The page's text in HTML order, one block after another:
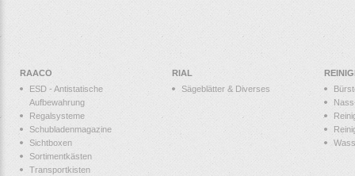
RAACO
ESD - Antistatische
Aufbewahrung
Regalsysteme
Schubladenmagazine
Sichtboxen
Sortimentkästen
Transportkisten
RIAL
Sägeblätter & Diverses